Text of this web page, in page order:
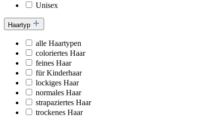
Unisex
Haartyp
alle Haartypen
coloriertes Haar
feines Haar
für Kinderhaar
lockiges Haar
normales Haar
strapaziertes Haar
trockenes Haar